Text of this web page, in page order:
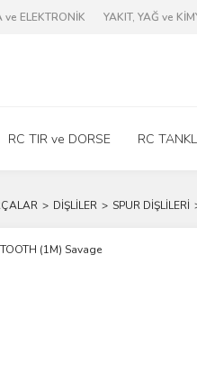
ve ELEKTRONİK YAKIT, YAĞ ve
RC TIR ve DORSE RC
DİŞLİLER SPUR DİŞLİLERİ